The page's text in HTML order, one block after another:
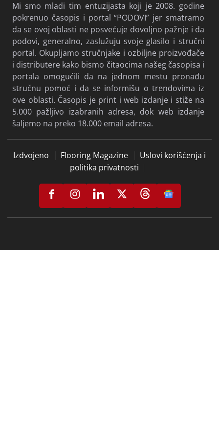
Mi smo mladi tim entuzijasta koji je 2008. godine
pokrenuo časopis i portal “PODOVI” jer smatramo
da se ovoj oblasti ne posvećuje dovoljno pažnje i da
podovi, generalno, zaslužuju svoje glasilo i stručni
portal. Okupljamo stručnjake i ozbiljne proizvođače
i distributere kako bismo čitaocima našeg časopisa i
portala omogućili da na jednom mestu pronađu
stručnu pomoć i da se informišu o trendovima iz
ove oblasti. Časopis je print i web izdanje i stiže na
5.000 pažljivo izabranih adresa, dok web izdanje
šaljemo na preko 18.000 email adresa.
Izdvojeno Flooring Magazine
Uslovi korišćenja i
politika privatnosti